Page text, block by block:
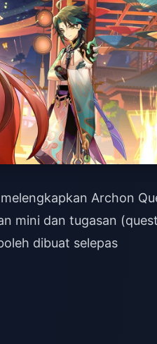
Archon
mini dan tugasan
dibuat selepas